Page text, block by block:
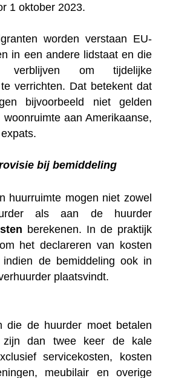
1 oktober 2023.
worden verstaan EU-
in een andere lidstaat en die
verblijven om tijdelijke
verrichten. Dat betekent dat
bijvoorbeeld niet gelden
aan Amerikaanse,
bij bemiddeling
huurruimte mogen niet zowel
als aan de huurder
berekenen. In de praktijk
het declareren van kosten
de bemiddeling ook in
plaatsvindt.
die de huurder moet betalen
dan twee keer de kale
servicekosten, kosten
meubilair en overige